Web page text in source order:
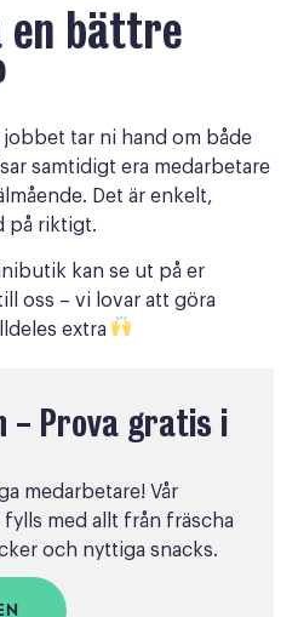
en bättre
tar ni hand om både
samtidigt era medarbetare
Det är enkelt,
på riktigt.
kan se ut på er
oss – vi lovar att göra
extra
- Prova gratis i
medarbetare! Vår
med allt från fräscha
och nyttiga snacks.